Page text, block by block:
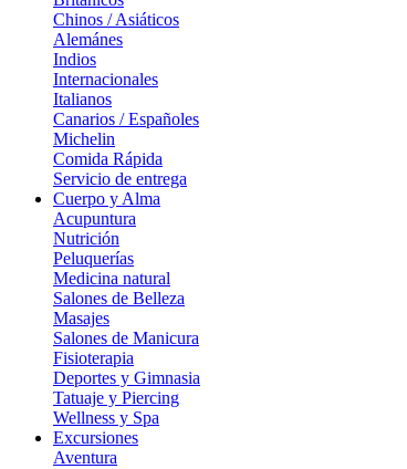
Chinos / Asiáticos
Alemánes
Indios
Internacionales
Italianos
Canarios / Españoles
Michelin
Comida Rápida
Servicio de entrega
Cuerpo y Alma
Acupuntura
Nutrición
Peluquerías
Medicina natural
Salones de Belleza
Masajes
Salones de Manicura
Fisioterapia
Deportes y Gimnasia
Tatuaje y Piercing
Wellness y Spa
Excursiones
Aventura